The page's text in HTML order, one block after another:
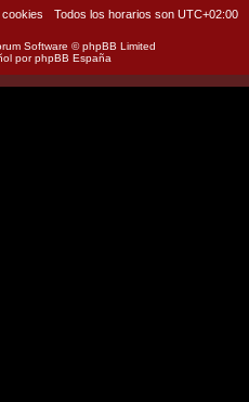
Todos los horarios son UTC+02:00
Software © phpBB Limited
porphpBB España